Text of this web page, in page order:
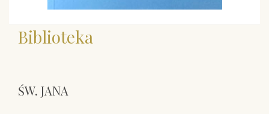
Biblioteka
ŚW. JANA